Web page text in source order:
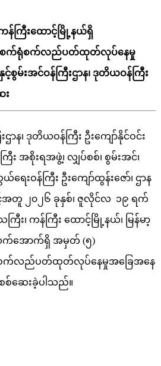
န်ကြီးထောင့်မြို့နယ်ရှိ
စက်ရုံစက်လည်ပတ်ထုတ်လုပ်နေမှု
စွမ်းအင်ဝန်ကြီးဌာန၊ ဒုတိယဝန်ကြီး
း
ာန၊ ဒုတိယဝန်ကြီး ဦးကျော်နိုင်ဝင်း
အစိုးရအဖွဲ့၊ လျှပ်စစ်၊ စွမ်းအင်၊
းဝန်ကြီး ဦးကျော်ထွန်းဇော်၊ ဌာန
အတူ ၂၀၂၆ ခုနှစ်၊ ဇူလိုင်လ ၁၉ ရက်
း၊ ကန်ကြီး ထောင့်မြို့နယ်၊ မြန်မာ့
က်အောက်ရှိ အမှတ် (၅)
က်လည်ပတ်ထုတ်လုပ်နေမှုအခြေအနေ
စ်ဆေးခဲ့ပါသည်။